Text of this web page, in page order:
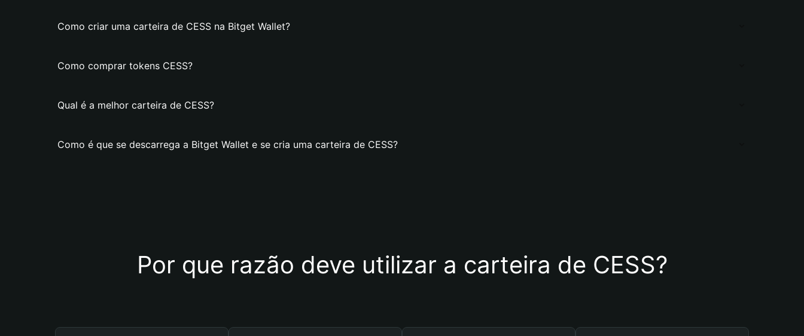
Como criar uma carteira de CESS na Bitget Wallet?
Como comprar tokens CESS?
Qual é a melhor carteira de CESS?
Como é que se descarrega a Bitget Wallet e se cria uma carteira de CESS?
Por que razão deve utilizar a carteira de CESS?